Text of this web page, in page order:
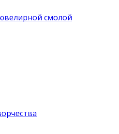
смолой